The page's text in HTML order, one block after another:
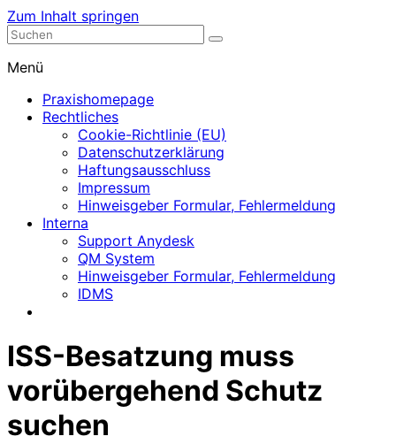
Zum Inhalt springen
Nephrologische Praxis mit Dialyse
Menü
Praxishomepage
Rechtliches
Cookie-Richtlinie (EU)
Datenschutzerklärung
Haftungsausschluss
Impressum
Hinweisgeber Formular, Fehlermeldung
Interna
Support Anydesk
QM System
Hinweisgeber Formular, Fehlermeldung
IDMS
ISS-Besatzung muss
vorübergehend Schutz
suchen